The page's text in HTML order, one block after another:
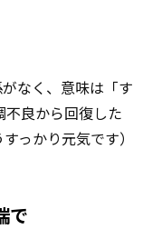
なく、意味は「す
不良から回復した
っかり元気です）
で